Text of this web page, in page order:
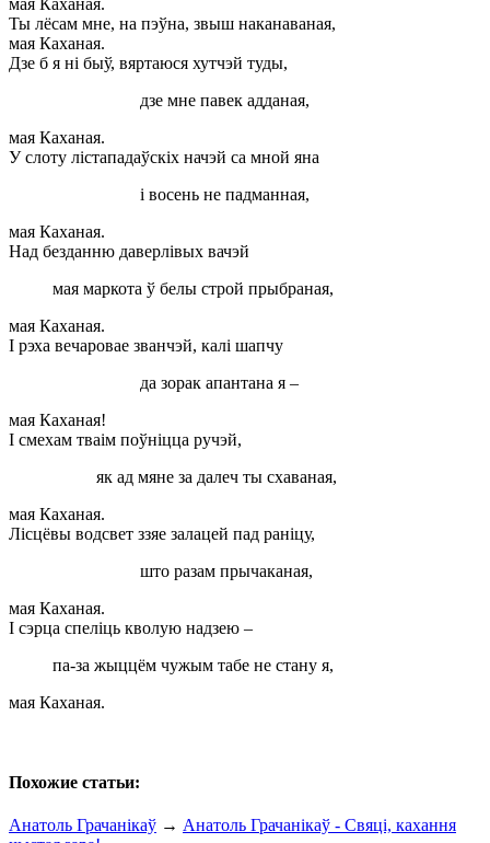
Ты лёсам мне, на пэўна, звыш наканаваная,
мая Каханая.
Дзе б я ні быў, вяртаюся хутчэй туды,
дзе мне павек адданая,
мая Каханая.
У слоту лістападаўскіх начэй са мной яна
і восень не падманная,
мая Каханая.
Над безданню даверлівых вачэй
мая маркота ў белы строй прыбраная,
мая Каханая.
І рэха вечаровае званчэй, калі шапчу
да зорак апантана я –
мая Каханая!
І смехам тваім поўніцца ручэй,
як ад мяне за далеч ты схаваная,
мая Каханая.
Лісцёвы водсвет ззяе залацей пад раніцу,
што разам прычаканая,
мая Каханая.
І сэрца спеліць кволую надзею –
па-за жыццём чужым табе не стану я,
мая Каханая.
Похожие статьи:
Анатоль Грачанікаў → Анатоль Грачанікаў - Свяці, кахання